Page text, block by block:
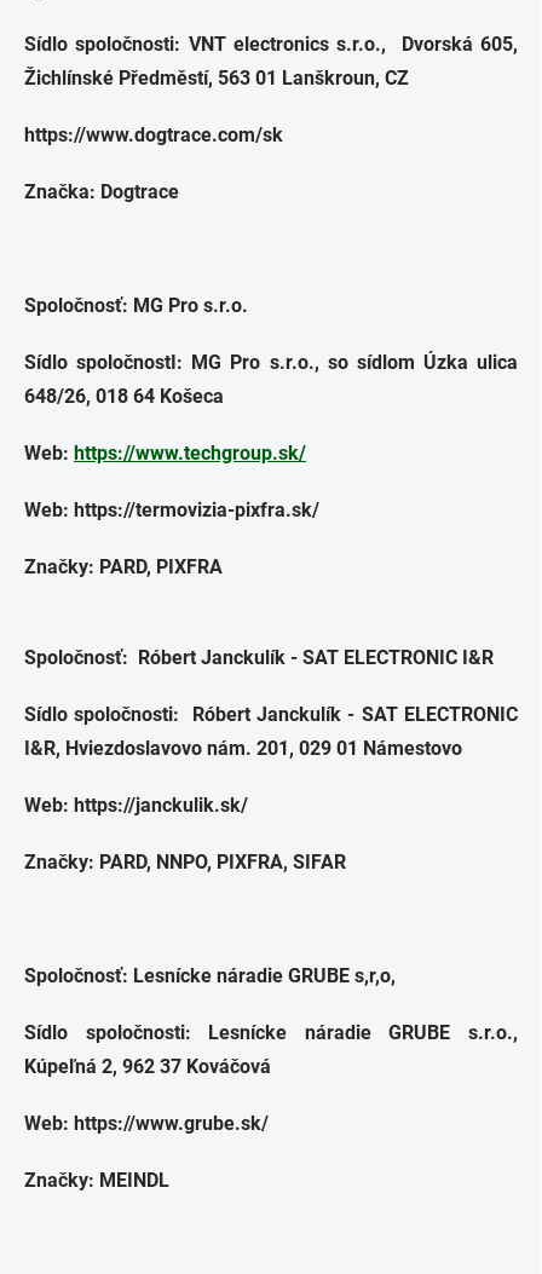
Sídlo spoločnosti: VNT electronics s.r.o., Dvorská 605,
Žichlínské Předměstí, 563 01 Lanškroun, CZ
https://www.dogtrace.com/sk
Značka: Dogtrace
Spoločnosť: MG Pro s.r.o.
Sídlo spoločnostI: MG Pro s.r.o., so sídlom Úzka ulica
648/26, 018 64 Košeca
Web: https://www.techgroup.sk/
Web: https://termovizia-pixfra.sk/
Značky: PARD, PIXFRA
Spoločnosť: Róbert Janckulík - SAT ELECTRONIC I&R
Sídlo spoločnosti:
Róbert Janckulík - SAT ELECTRONIC
I&R, Hviezdoslavovo nám. 201, 029 01 Námestovo
Web: https://janckulik.sk/
Značky: PARD, NNPO, PIXFRA, SIFAR
Spoločnosť: Lesnícke náradie GRUBE s,r,o,
Sídlo spoločnosti: Lesnícke náradie GRUBE s.r.o.,
Kúpeľná 2, 962 37 Kováčová
Web: https://www.grube.sk/
Značky: MEINDL